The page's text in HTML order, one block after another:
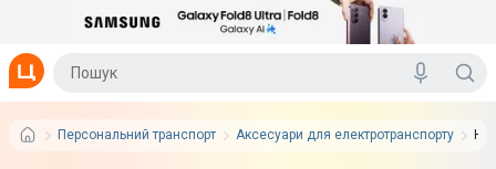
Персональний транспорт Аксесуари для електротранспорту